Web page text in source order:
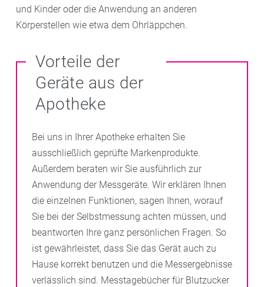
und Kinder oder die Anwendung an anderen
Körperstellen wie etwa dem Ohrläppchen.
Vorteile der
Geräte aus der
Apotheke
Bei uns in Ihrer Apotheke erhalten Sie
ausschließlich geprüfte Markenprodukte.
Außerdem beraten wir Sie ausführlich zur
Anwendung der Messgeräte. Wir erklären Ihnen
die einzelnen Funktionen, sagen Ihnen, worauf
Sie bei der Selbstmessung achten müssen, und
beantworten Ihre ganz persönlichen Fragen. So
ist gewährleistet, dass Sie das Gerät auch zu
Hause korrekt benutzen und die Messergebnisse
verlässlich sind. Messtagebücher für Blutzucker